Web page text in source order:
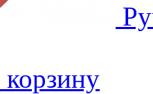
корзину